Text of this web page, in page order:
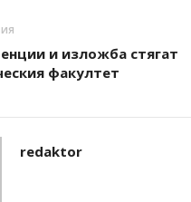
и изложба стягат
факултет
redaktor